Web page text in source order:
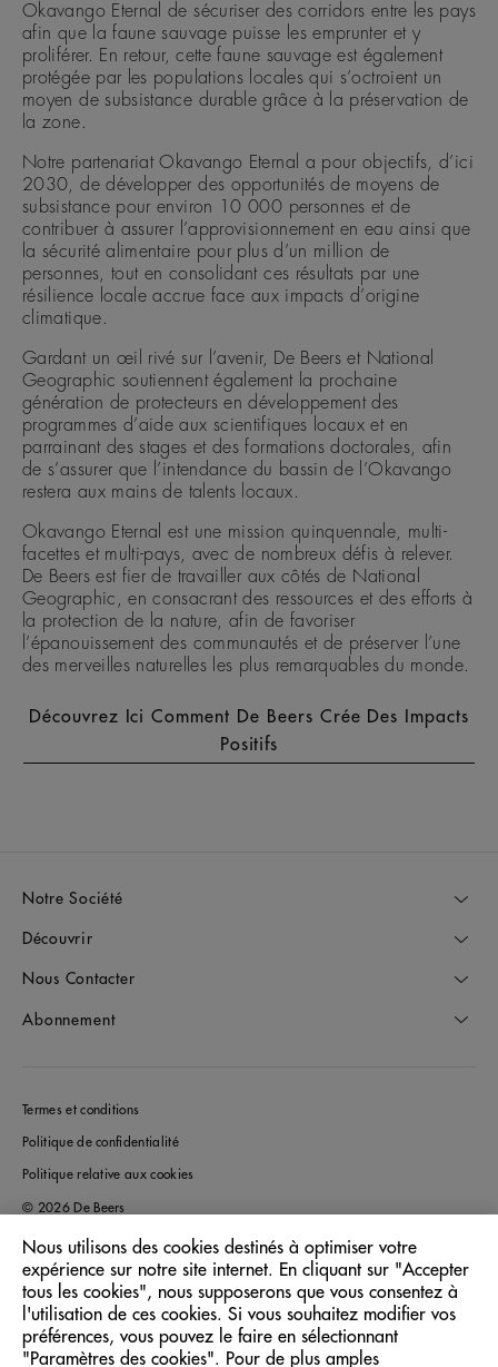
Okavango Eternal de sécuriser des corridors entre les pays
afin que la faune sauvage puisse les emprunter et y
proliférer. En retour, cette faune sauvage est également
protégée par les populations locales qui s’octroient un
moyen de subsistance durable grâce à la préservation de
la zone.
Notre partenariat Okavango Eternal a pour objectifs, d’ici
2030, de développer des opportunités de moyens de
subsistance pour environ 10 000 personnes et de
contribuer à assurer l’approvisionnement en eau ainsi que
la sécurité alimentaire pour plus d’un million de
personnes, tout en consolidant ces résultats par une
résilience locale accrue face aux impacts d’origine
climatique.
Gardant un œil rivé sur l’avenir, De Beers et National
Geographic soutiennent également la prochaine
génération de protecteurs en développement des
programmes d’aide aux scientifiques locaux et en
parrainant des stages et des formations doctorales, afin
de s’assurer que l’intendance du bassin de l’Okavango
restera aux mains de talents locaux.
Okavango Eternal est une mission quinquennale, multi-
facettes et multi-pays, avec de nombreux défis à relever.
De Beers est fier de travailler aux côtés de National
Geographic, en consacrant des ressources et des efforts à
la protection de la nature, afin de favoriser
l’épanouissement des communautés et de préserver l’une
des merveilles naturelles les plus remarquables du monde.
Découvrez Ici Comment De Beers Crée Des Impacts
Positifs
Notre Société
Découvrir
Nous Contacter
Abonnement
Termes et conditions
Politique de confidentialité
Politique relative aux cookies
© 2026 De Beers
Pays/Région: France
Nous utilisons des cookies destinés à optimiser votre
expérience sur notre site internet. En cliquant sur "Accepter
tous les cookies", nous supposerons que vous consentez à
l'utilisation de ces cookies. Si vous souhaitez modifier vos
préférences, vous pouvez le faire en sélectionnant
"Paramètres des cookies". Pour de plus amples